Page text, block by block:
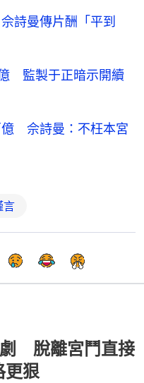
詩曼傳片酬「平到
監製于正暗示開續
億 佘詩曼：不枉本宮
言
脫離宮鬥直接
狠